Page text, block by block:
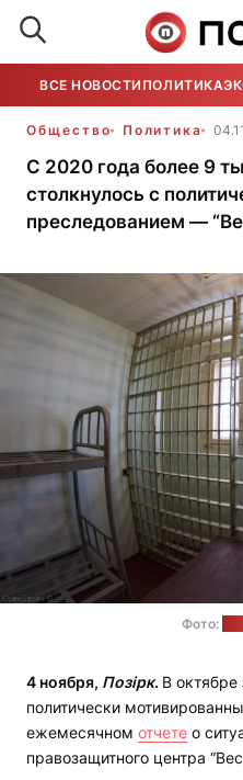
ВСЕ НОВОСТИ ПОЛИТИКА
Общество Политика
С 2020 года более 9
столкнулось с
преследованием —
Фото:
4 ноября, Позірк. В октябре
политически
ежемесячном отчете о
правозащитного центра